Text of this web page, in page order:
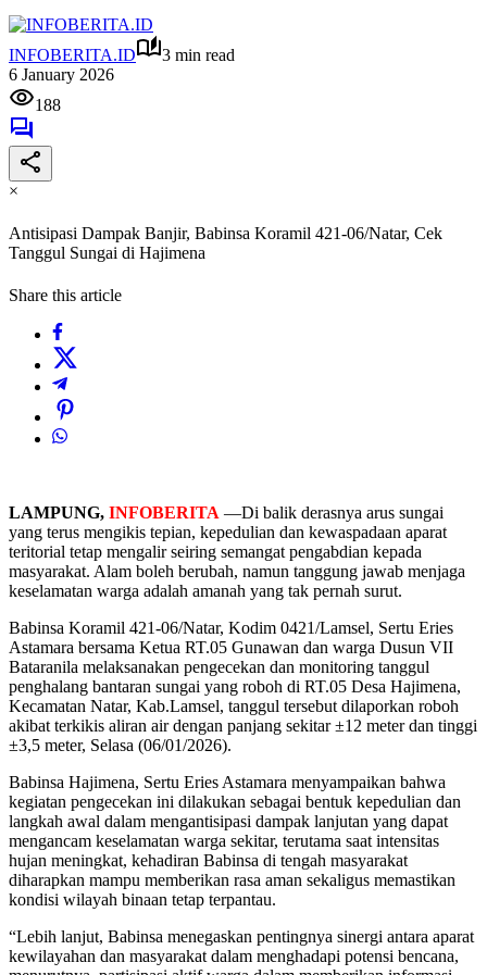
INFOBERITA.ID
3 min read
6 January 2026
188
×
Antisipasi Dampak Banjir, Babinsa Koramil 421-06/Natar, Cek
Tanggul Sungai di Hajimena
Share this article
LAMPUNG, INFOBERITA —Di balik derasnya arus sungai
yang terus mengikis tepian, kepedulian dan kewaspadaan aparat
teritorial tetap mengalir seiring semangat pengabdian kepada
masyarakat. Alam boleh berubah, namun tanggung jawab menjaga
keselamatan warga adalah amanah yang tak pernah surut.
Babinsa Koramil 421-06/Natar, Kodim 0421/Lamsel, Sertu Eries
Astamara bersama Ketua RT.05 Gunawan dan warga Dusun VII
Bataranila melaksanakan pengecekan dan monitoring tanggul
penghalang bantaran sungai yang roboh di RT.05 Desa Hajimena,
Kecamatan Natar, Kab.Lamsel, tanggul tersebut dilaporkan roboh
akibat terkikis aliran air dengan panjang sekitar ±12 meter dan tinggi
±3,5 meter, Selasa (06/01/2026).
Babinsa Hajimena, Sertu Eries Astamara menyampaikan bahwa
kegiatan pengecekan ini dilakukan sebagai bentuk kepedulian dan
langkah awal dalam mengantisipasi dampak lanjutan yang dapat
mengancam keselamatan warga sekitar, terutama saat intensitas
hujan meningkat, kehadiran Babinsa di tengah masyarakat
diharapkan mampu memberikan rasa aman sekaligus memastikan
kondisi wilayah binaan tetap terpantau.
“Lebih lanjut, Babinsa menegaskan pentingnya sinergi antara aparat
kewilayahan dan masyarakat dalam menghadapi potensi bencana,